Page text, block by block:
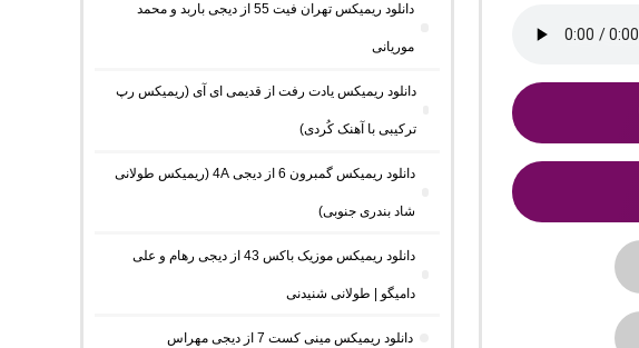
دانلود ریمیکس تهران فیت 55 از دیجی باربد و محمد
موریانی
دانلود ریمیکس یادت رفت از قدیمی ای آی (ریمیکس رپ
ترکیبی با آهنک کُردی)
دانلود ریمیکس گمبرون 6 از دیجی 4A (ریمیکس طولانی
شاد بندری جنوبی)
دانلود ریمیکس موزیک باکس 43 از دیجی رهام و علی
دامیگو | طولانی شنیدنی
دانلود ریمیکس مینی کست 7 از دیجی مهراس